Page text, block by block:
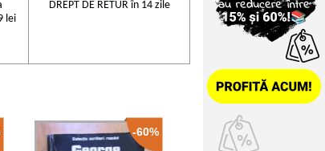
lei
DREPT DE RETUR în 14 zile
-60%